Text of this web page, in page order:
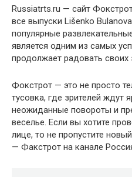
Russiatrts.ru — сайт
все выпуски Lišenko
популярные
является одним из самых
продолжает радовать
Фокстрот — это не просто
тусовка, где зрителей ждут
неожиданные повороты и
веселье. Если вы хотите
лице, то не пропустите
— Факстрот на канале